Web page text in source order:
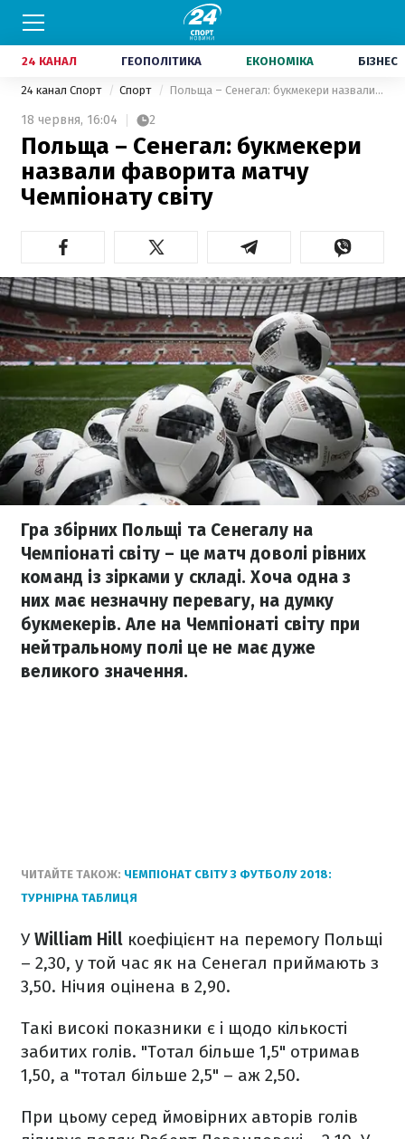
24 КАНАЛ ГЕОПОЛІТИКА ЕКОНОМІКА БІЗНЕС
24 канал Спорт Спорт Польща – Сенегал: букмекери назвали фаворита матчу Чемпіонату світу
18 червня, 16:04 2
Польща – Сенегал: букмекери
назвали фаворита матчу
Чемпіонату світу
Гра збірних Польщі та Сенегалу на
Чемпіонаті світу – це матч доволі рівних
команд із зірками у складі. Хоча одна з
них має незначну перевагу, на думку
букмекерів. Але на Чемпіонаті світу при
нейтральному полі це не має дуже
великого значення.
ЧИТАЙТЕ ТАКОЖ: ЧЕМПІОНАТ СВІТУ З ФУТБОЛУ 2018:
ТУРНІРНА ТАБЛИЦЯ
УWilliam Hill коефіцієнт на перемогу Польщі
– 2,30, у той час як на Сенегал приймають з
3,50. Нічия оцінена в 2,90.
Такі високі показники є і щодо кількості
забитих голів. "Тотал більше 1,5" отримав
1,50, а "тотал більше 2,5" – аж 2,50.
При цьому серед ймовірних авторів голів